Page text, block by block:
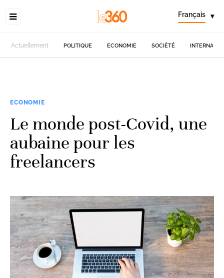
Français ▾
Actuellement POLITIQUE ECONOMIE SOCIÉTÉ
ECONOMIE
Le monde post-Covid, une
aubaine pour les
freelancers